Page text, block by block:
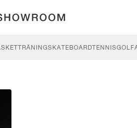
TRÄNINGSKATEBOARDTENNISGOLF